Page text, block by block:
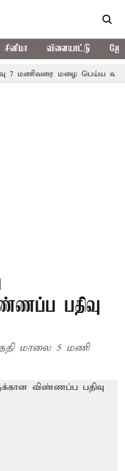
சினிமா விளையாட்டு
மழை பெய்ய வாய்ப்பு
பதிவு
மாலை 5 மணி